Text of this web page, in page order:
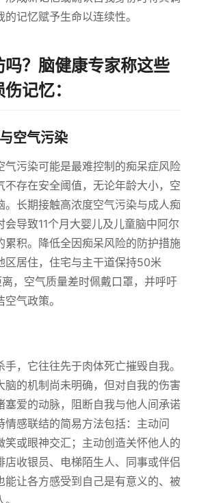
记忆赋予生命以连续性。
？脑健康专家称这些
记忆：
空气污染
气污染可能是最难控制的痴呆症风险
不存在安全阈值，无论年龄大小，空
。长期接触高浓度空气污染与成人痴
会导致11个月大婴儿及儿童脑中阿尔
累积。降低全因痴呆风险的防护措施
区居住，住宅与主干道保持50米
离，空气质量差时佩戴口罩，并呼吁
气政策。
，它往往先于肉体死亡摧毁自我。
脑的机制尚未明确，但对自我的伤害
塞爱的动脉，阻断自我与他人间承诺
情感联结的简易方法包括：主动问
笑或眼神交汇；主动创造关怀他人的
店收银员、电梯陌生人、同事或伴侣
能让各方感受到自己是有意义的、被